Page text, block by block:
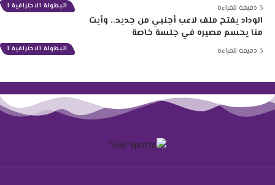
البطولة الاحترافية 1
البطولة الاحترافية 1
الوداد يفتح ملف لاعب أجنبي من جديد.. وأيت
منا يحسم مصيره في جلسة خاصة